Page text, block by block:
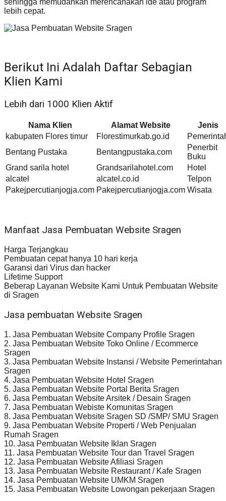
sehingga memudahkan merencanakan ide atau program
lebih cepat.
Berikut Ini Adalah Daftar Sebagian
Klien Kami
Lebih dari 1000 Klien Aktif
Nama Klien Alamat Website
Jenis
kabupaten Flores timur
Florestimurkab.go.id
Bentang Pustaka
Bentangpustaka.com
Penerbit
Buku
Grand sarila hotel
Grandsarilahotel.com
Hotel
alcatel
alcatel.co.id
Telpon
Pakejpercutianjogja.com Pakejpercutianjogja.com Wisata
Manfaat Jasa Pembuatan Website Sragen
Harga Terjangkau
Pembuatan cepat hanya 10 hari kerja
Garansi dari Virus dan hacker
Lifetime Support
Beberap Layanan Website Kami Untuk Pembuatan Website
di Sragen
Jasa pembuatan Website Sragen
1. Jasa Pembuatan Website Company Profile Sragen
2. Jasa Pembuatan Website Toko Online / Ecommerce
Sragen
3. Jasa Pembuatan Website Instansi / Website Pemerintahan
Sragen
4. Jasa Pembuatan Website Hotel Sragen
5. Jasa Pembuatan Website Portal Berita Sragen
6. Jasa Pembuatan Website Arsitek / Desain Sragen
7. Jasa Pembuatan Webiste Komunitas Sragen
8. Jasa Pembuatan Website Sragen SD /SMP/ SMU Sragen
9. Jasa Pembuatan Website Properti / Web Penjualan
Rumah Sragen
10. Jasa Pembuatan Website Iklan Sragen
11. Jasa Pembuatan Website Tour dan Travel Sragen
12. Jasa Pembuatan Website Afiliasi Sragen
13. Jasa Pembuatan Website Restaurant / Kafe Sragen
14. Jasa Pembuatan Website UMKM Sragen
15. Jasa Pembuatan Website Lowongan pekerjaan Sragen